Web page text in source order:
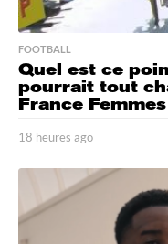
FOOTBALL
Quel est ce
pourrait tout
France
18 heures ago
h